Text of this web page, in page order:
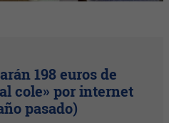
198 euros de
cole» por internet
pasado)